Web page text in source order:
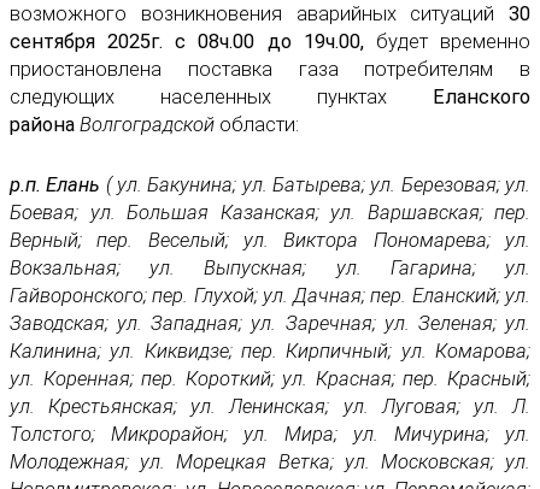
возможного возникновения аварийных ситуаций 30
сентября 2025г. с 08ч.00 до 19ч.00,будет временно
приостановлена поставка газа потребителям в
следующих населенных пунктах Еланского
района Волгоградской области:
р.п. Елань ( ул. Бакунина; ул. Батырева; ул. Березовая; ул.
Боевая; ул. Большая Казанская; ул. Варшавская; пер.
Верный; пер. Веселый; ул. Виктора Пономарева; ул.
Вокзальная; ул. Выпускная; ул. Гагарина; ул.
Гайворонского; пер. Глухой; ул. Дачная; пер. Еланский; ул.
Заводская; ул. Западная; ул. Заречная; ул. Зеленая; ул.
Калинина; ул. Киквидзе; пер. Кирпичный; ул. Комарова;
ул. Коренная; пер. Короткий; ул. Красная; пер. Красный;
ул. Крестьянская; ул. Ленинская; ул. Луговая; ул. Л.
Толстого; Микрорайон; ул. Мира; ул. Мичурина; ул.
Молодежная; ул. Морецкая Ветка; ул. Московская; ул.